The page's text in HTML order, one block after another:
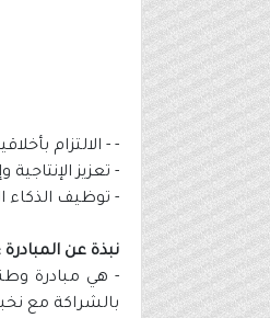
- - الالتزام
- تعزيز
- توظيف الذكاء
نبذة عن المبادرة :
- هي مبادرة
بالشراكة مع